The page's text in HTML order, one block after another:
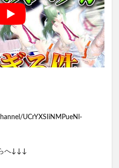
UCrYXSIiNMPueNl-
へ↓↓↓